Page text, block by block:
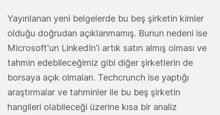
Yayınlanan yeni belgelerde bu beş şirketin kimler
olduğu doğrudan açıklanmamış. Bunun nedeni ise
Microsoft'un LinkedIn'i artık satın almış olması ve
tahmin edebileceğimiz gibi diğer şirketlerin de
borsaya açık olmaları. Techcrunch ise yaptığı
araştırmalar ve tahminler ile bu beş şirketin
hangileri olabileceği üzerine kısa bir analiz